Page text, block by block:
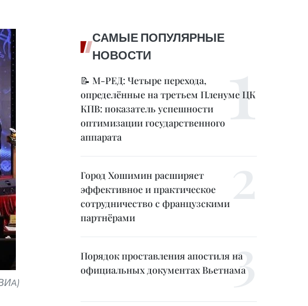
САМЫЕ ПОПУЛЯРНЫЕ
НОВОСТИ
📝 М-РЕД: Четыре перехода,
определённые на третьем Пленуме ЦК
КПВ: показатель успешности
оптимизации государственного
аппарата
Город Хошимин расширяет
эффективное и практическое
сотрудничество с французскими
партнёрами
Порядок проставления апостиля на
официальных документах Вьетнама